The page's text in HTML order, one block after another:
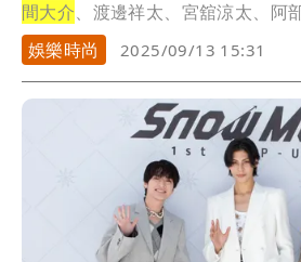
間大介、渡邊祥太、宮舘涼太、阿
娛樂時尚
2025/09/13 15:31